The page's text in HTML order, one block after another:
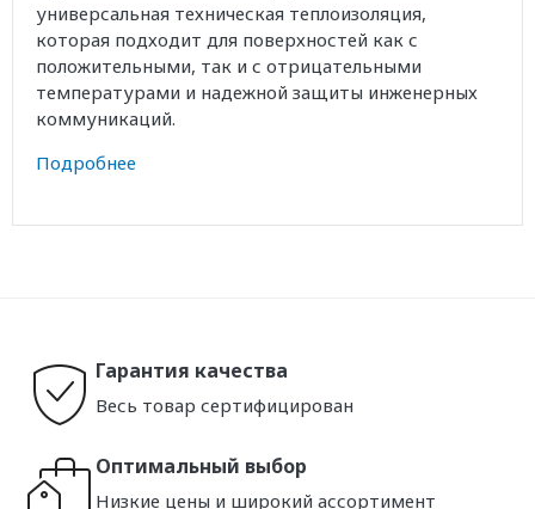
универсальная техническая теплоизоляция,
которая подходит для поверхностей как с
положительными, так и с отрицательными
температурами и надежной защиты инженерных
коммуникаций.
Подробнее
Гарантия качества
Весь товар сертифицирован
Оптимальный выбор
Низкие цены и широкий ассортимент